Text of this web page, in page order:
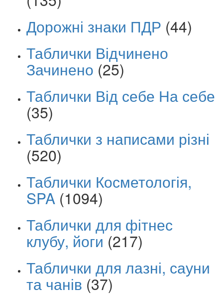
Дорожні знаки ПДР (44)
Таблички Відчинено
Зачинено (25)
Таблички Від себе На себе
(35)
Таблички з написами різні
(520)
Таблички Косметологія,
SPA (1094)
Таблички для фітнес
клубу, йоги (217)
Таблички для лазні, сауни
та чанів (37)